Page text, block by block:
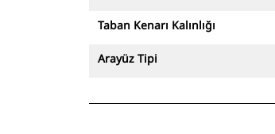
Taban Kenarı Kalınlığı
Arayüz Tipi